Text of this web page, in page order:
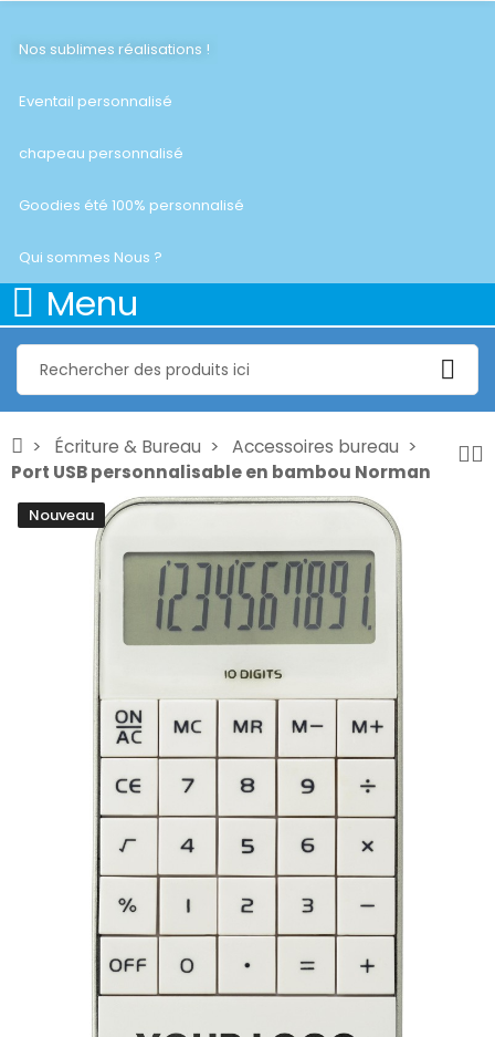
Nos sublimes réalisations !
Eventail personnalisé
chapeau personnalisé
Goodies été 100% personnalisé
Qui sommes Nous ?
Menu
Écriture & Bureau
Accessoires bureau
Port USB personnalisable en bambou Norman
Nouveau